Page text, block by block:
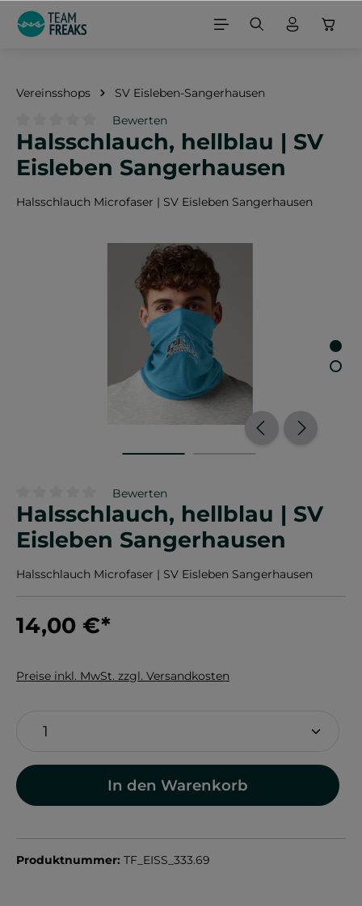
springen
Vereinsshops SV Eisleben-Sangerhausen
Durchschnittliche Bewertung von 0 von 5 Sternen
Bewerten
Halsschlauch, hellblau | SV
Eisleben Sangerhausen
Halsschlauch Microfaser | SV Eisleben Sangerhausen
Durchschnittliche Bewertung von 0 von 5 Sternen
Bewerten
Halsschlauch, hellblau | SV
Eisleben Sangerhausen
Halsschlauch Microfaser | SV Eisleben Sangerhausen
14,00 €*
Preise inkl. MwSt. zzgl. Versandkosten
In den Warenkorb
Produktnummer: TF_EISS_333.69